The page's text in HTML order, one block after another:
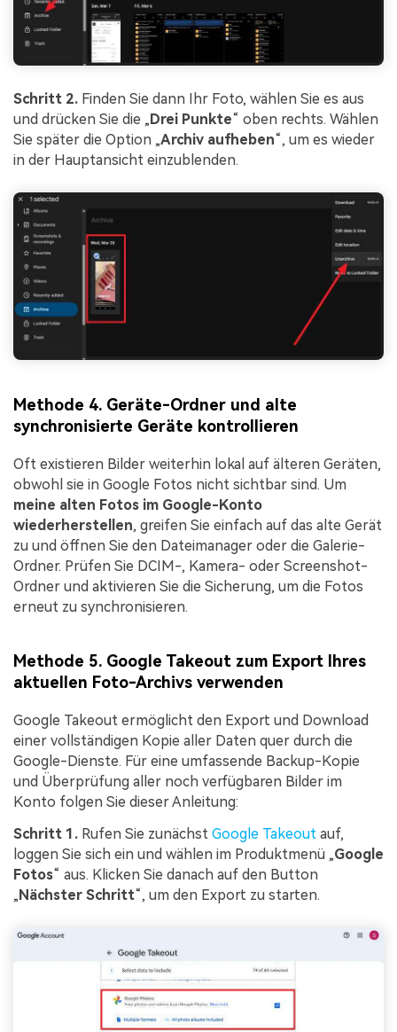
Schritt 2. Finden Sie dann Ihr Foto, wählen Sie es aus
und drücken Sie die „Drei Punkte“ oben rechts. Wählen
Sie später die Option „Archiv aufheben“, um es wieder
in der Hauptansicht einzublenden.
Methode 4. Geräte-Ordner und alte
synchronisierte Geräte kontrollieren
Oft existieren Bilder weiterhin lokal auf älteren Geräten,
obwohl sie in Google Fotos nicht sichtbar sind. Um
meine alten Fotos im Google-Konto
wiederherstellen, greifen Sie einfach auf das alte Gerät
zu und öffnen Sie den Dateimanager oder die Galerie-
Ordner. Prüfen Sie DCIM-, Kamera- oder Screenshot-
Ordner und aktivieren Sie die Sicherung, um die Fotos
erneut zu synchronisieren.
Methode 5. Google Takeout zum Export Ihres
aktuellen Foto-Archivs verwenden
Google Takeout ermöglicht den Export und Download
einer vollständigen Kopie aller Daten quer durch die
Google-Dienste. Für eine umfassende Backup-Kopie
und Überprüfung aller noch verfügbaren Bilder im
Konto folgen Sie dieser Anleitung:
Schritt 1. Rufen Sie zunächst Google Takeout auf,
loggen Sie sich ein und wählen im Produktmenü „Google
Fotos“ aus. Klicken Sie danach auf den Button
„Nächster Schritt“, um den Export zu starten.